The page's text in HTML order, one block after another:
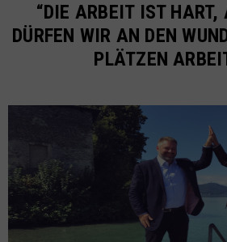
“DIE ARBEIT IST HART,
DÜRFEN WIR AN DEN
PLÄTZEN